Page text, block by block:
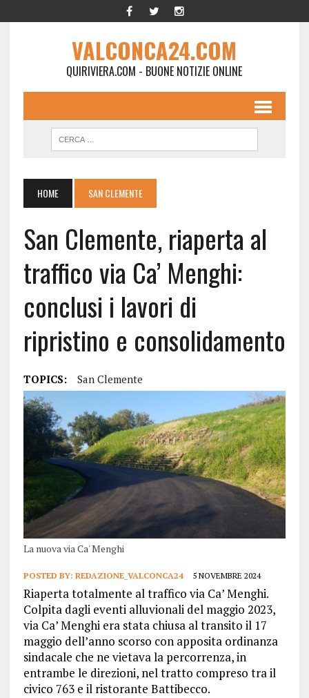
VALCONCA24.COM
QUIRIVIERA.COM - BUONE NOTIZIE ONLINE
HOME SAN CLEMENTE
San Clemente, riaperta al
traffico via Ca’ Menghi:
conclusi i lavori di
ripristino e consolidamento
TOPICS: San Clemente
La nuova via Ca' Menghi
POSTED BY: REDAZIONE_VALCONCA24 5 NOVEMBRE 2024
Riaperta totalmente al traffico via Ca’ Menghi.
Colpita dagli eventi alluvionali del maggio 2023,
via Ca’ Menghi era stata chiusa al transito il 17
maggio dell’anno scorso con apposita ordinanza
sindacale che ne vietava la percorrenza, in
entrambe le direzioni, nel tratto compreso tra il
civico 763 e il ristorante Battibecco.